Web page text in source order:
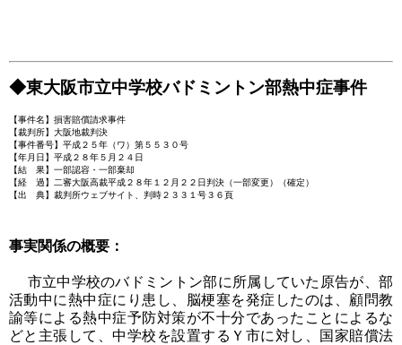
◆東大阪市立中学校バドミントン部熱中症事件
【事件名】損害賠償請求事件
【裁判所】大阪地裁判決
【事件番号】平成２５年（ワ）第５５３０号
【年月日】平成２８年５月２４日
【結 果】一部認容・一部棄却
【経 過】二審大阪高裁平成２８年１２月２２日判決（一部変更）（確定）
【出 典】裁判所ウェブサイト、判時２３３１号３６頁
事実関係の概要：
市立中学校のバドミントン部に所属していた原告が、部
活動中に熱中症にり患し、脳梗塞を発症したのは、顧問教
諭等による熱中症予防対策が不十分であったことによるな
どと主張して、中学校を設置するＹ市に対し、国家賠償法